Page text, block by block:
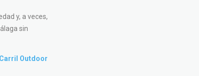
y, a veces,
sin
Outdoor